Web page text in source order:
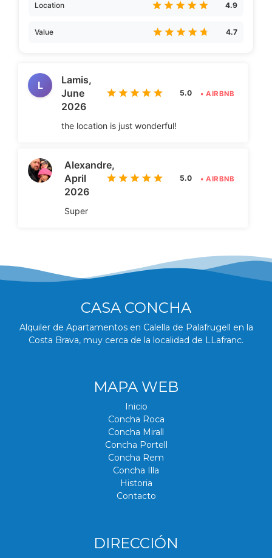
Location 4.9
Value 4.7
L
Lamis,
June
2026
5.0 • AIRBNB
the location is just wonderful!
Alexandre,
April
2026
5.0 • AIRBNB
Super
CASA CONCHA
Alquiler de Apartamentos en Calella de Palafrugell en la
Costa Brava, muy cerca de la localidad de LLafranc.
MAPA WEB
Inicio
Concha Roca
Concha Mirall
Concha Portell
Concha Rem
Concha Illa
Historia
Contacto
DIRECCIÓN